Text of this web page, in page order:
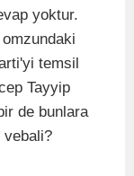
yoktur.
omzundaki
temsil
Tayyip
de bunlara
vebali?